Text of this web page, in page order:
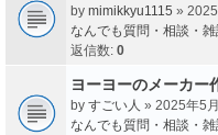
by mimikkyu1115 »
なんでも質問・相談・雑
返信数: 0
ヨーヨーのメーカー
by すごい人 » 2025年5
なんでも質問・相談・雑